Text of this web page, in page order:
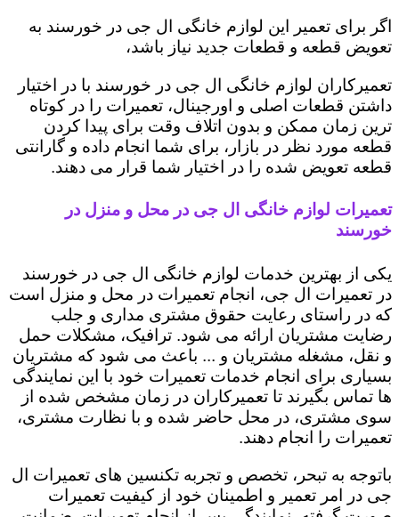
اگر برای تعمیر این لوازم خانگی ال جی در خورسند به
تعویض قطعه و قطعات جدید نیاز باشد،
تعمیرکاران لوازم خانگی ال جی در خورسند با در اختیار
داشتن قطعات اصلی و اورجینال، تعمیرات را در کوتاه
ترین زمان ممکن و بدون اتلاف وقت برای پیدا کردن
قطعه مورد نظر در بازار، برای شما انجام داده و گارانتی
قطعه تعویض شده را در اختیار شما قرار می دهند.
تعمیرات لوازم خانگی ال جی در محل و منزل در
خورسند
یکی از بهترین خدمات لوازم خانگی ال جی در خورسند
در تعمیرات ال جی، انجام تعمیرات در محل و منزل است
که در راستای رعایت حقوق مشتری مداری و جلب
رضایت مشتریان ارائه می شود. ترافیک، مشکلات حمل
و نقل، مشغله مشتریان و ... باعث می شود که مشتریان
بسیاری برای انجام خدمات تعمیرات خود با این نمایندگی
ها تماس بگیرند تا تعمیرکاران در زمان مشخص شده از
سوی مشتری، در محل حاضر شده و با نظارت مشتری،
تعمیرات را انجام دهند.
باتوجه به تبحر، تخصص و تجربه تکنسین های تعمیرات ال
جی در امر تعمیر و اطمینان خود از کیفیت تعمیرات